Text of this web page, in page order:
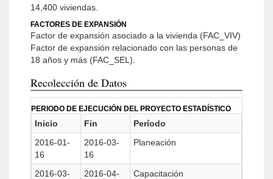
14,400 viviendas.
FACTORES DE EXPANSIÓN
Factor de expansión asociado a la vivienda (FAC_VIV)
Factor de expansión relacionado con las personas de
18 años y más (FAC_SEL).
Recolección de Datos
PERIODO DE EJECUCIÓN DEL PROYECTO ESTADÍSTICO
Inicio Fin
Período
2016-01-
16
2016-03-
16
Planeación
2016-03-
2016-04-
Capacitación